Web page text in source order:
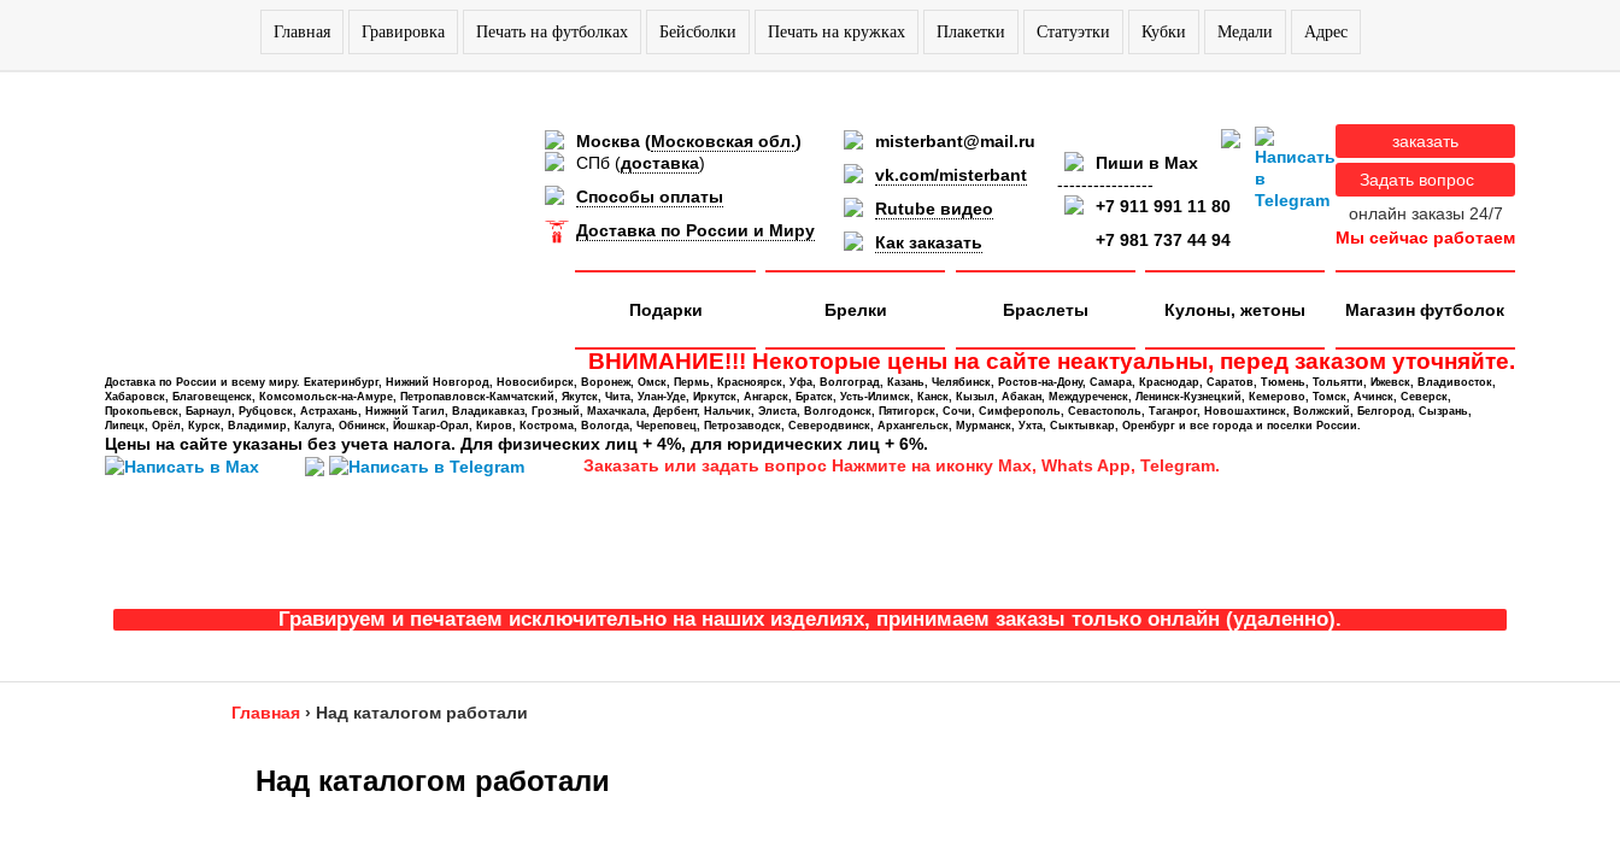
Главная Гравировка Печать на футболках Бейсболки Печать на кружках Плакетки Статуэтки Кубки Медали Адрес
Москва (Московская обл.)
СПб (доставка)
Способы оплаты
Доставка по России и Миру
misterbant@mail.ru
vk.com/misterbant
Rutube видео
Как заказать
Пиши в Max
----------------
+7 911 991 11 80
+7 981 737 44 94
заказать
Задать вопрос
онлайн заказы 24/7
Мы сейчас работаем
Магазин футболок
Кулоны, жетоны
Браслеты
Брелки
Подарки
ВНИМАНИЕ!!! Некоторые цены на сайте неактуальны, перед заказом уточняйте.
Доставка по России и всему миру. Екатеринбург, Нижний Новгород, Новосибирск, Воронеж, Омск, Пермь, Красноярск, Уфа, Волгоград, Казань, Челябинск, Ростов-на-Дону, Самара, Краснодар, Саратов, Тюмень, Тольятти, Ижевск, Владивосток,
Хабаровск, Благовещенск, Комсомольск-на-Амуре, Петропавловск-Камчатский, Якутск, Чита, Улан-Уде, Иркутск, Ангарск, Братск, Усть-Илимск, Канск, Кызыл, Абакан, Междуреченск, Ленинск-Кузнецкий, Кемерово, Томск, Ачинск, Северск,
Прокопьевск, Барнаул, Рубцовск, Астрахань, Нижний Тагил, Владикавказ, Грозный, Махачкала, Дербент, Нальчик, Элиста, Волгодонск, Пятигорск, Сочи, Симферополь, Севастополь, Таганрог, Новошахтинск, Волжский, Белгород, Сызрань,
Липецк, Орёл, Курск, Владимир, Калуга, Обнинск, Йошкар-Орал, Киров, Кострома, Вологда, Череповец, Петрозаводск, Северодвинск, Архангельск, Мурманск, Ухта, Сыктывкар, Оренбург и все города и поселки России.
Цены на сайте указаны без учета налога. Для физических лиц + 4%, для юридических лиц + 6%.
Заказать или задать вопрос Нажмите на иконку Max, Whats App, Telegram.
Гравируем и печатаем исключительно на наших изделиях, принимаем заказы только онлайн (удаленно).
Главная › Над каталогом работали
Над каталогом работали